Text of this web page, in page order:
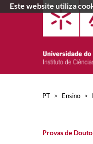
PT > Ensino >
Provas de
Este website utiliza